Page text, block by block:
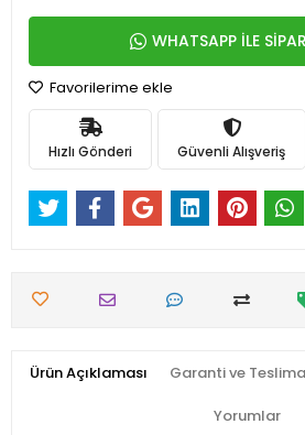
WHATSAPP İLE
Favorilerime ekle
Hızlı Gönderi Güvenli Alışveriş
Ürün Açıklaması Garanti ve
Yorumlar